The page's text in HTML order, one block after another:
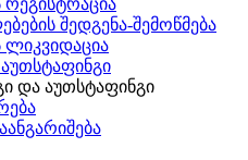
რეგისტრაცია
შედგენა-შემოწმება
ლიკვიდაცია
და აუთსტაფინგი